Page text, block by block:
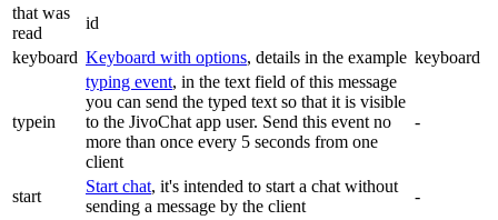
that was
read
id
keyboard Keyboard with options, details in the example keyboard
typein
typing event, in the text field of this message
you can send the typed text so that it is visible
to the JivoChat app user. Send this event no
more than once every 5 seconds from one
client
-
start
Start chat, it's intended to start a chat without
sending a message by the client
-